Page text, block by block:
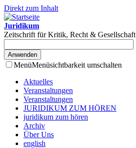
Direkt zum Inhalt
Juridikum
Zeitschrift für Kritik, Recht & Gesellschaft
MenüMenüsichtbarkeit umschalten
Aktuelles
Veranstaltungen
Veranstaltungen
JURIDIKUM ZUM HÖREN
juridikum zum hören
Archiv
Über Uns
english